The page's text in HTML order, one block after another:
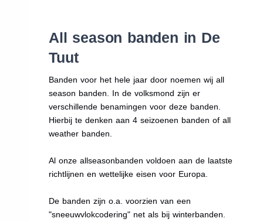
All season banden in De
Tuut
Banden voor het hele jaar door noemen wij all
season banden. In de volksmond zijn er
verschillende benamingen voor deze banden.
Hierbij te denken aan 4 seizoenen banden of all
weather banden.
Al onze allseasonbanden voldoen aan de laatste
richtlijnen en wettelijke eisen voor Europa.
De banden zijn o.a. voorzien van een
"sneeuwvlokcodering" net als bij winterbanden.